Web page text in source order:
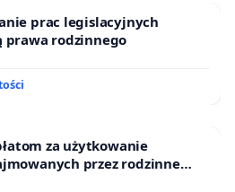
prac legislacyjnych
prawa rodzinnego
za użytkowanie
przez rodzinne